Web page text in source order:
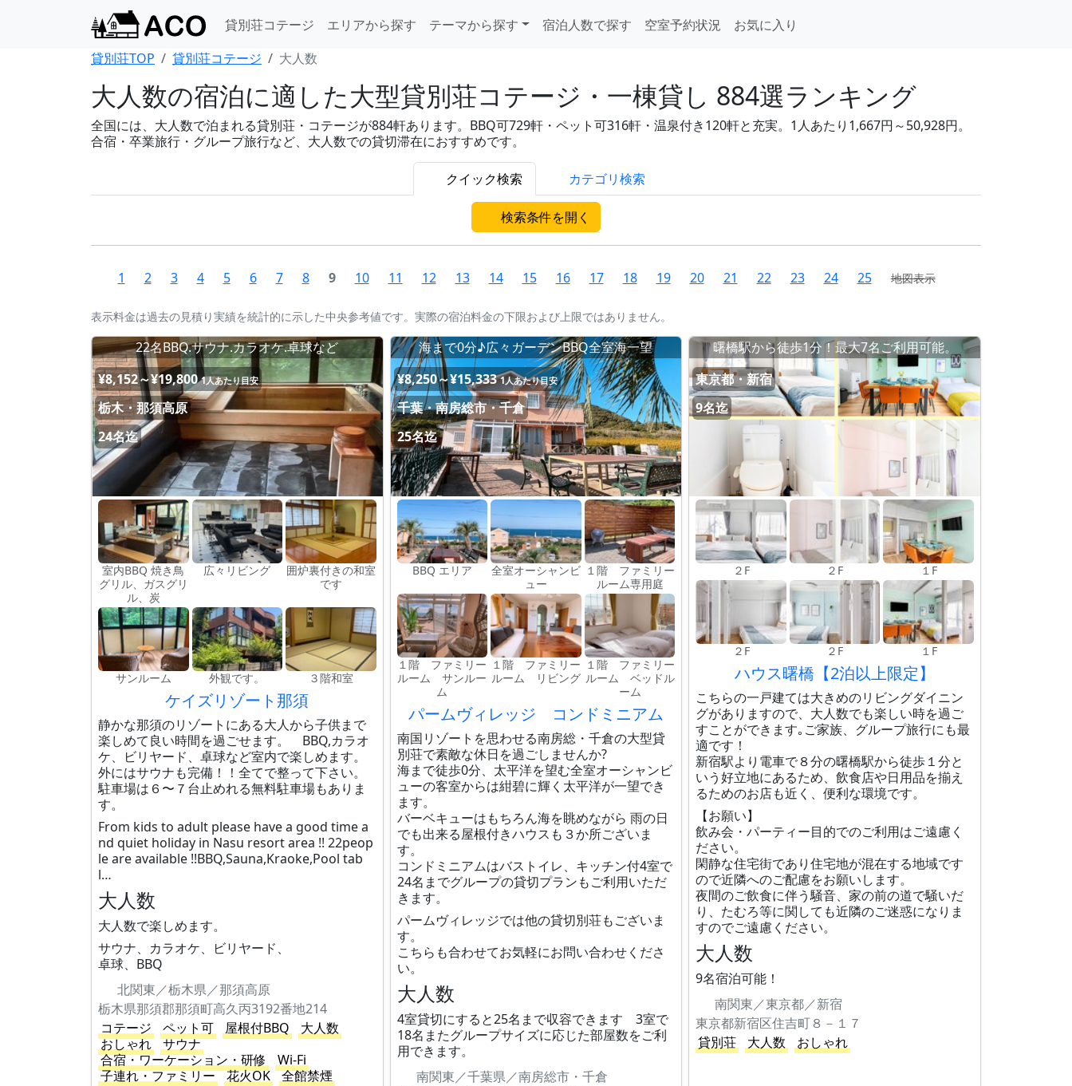
貸別荘コテージ エリアから探す テーマから探す 宿泊人数で探す 空室予約状況
お気に入り
貸別荘TOP
貸別荘コテージ 大人数
大人数の宿泊に適した大型貸別荘コテージ・一棟貸し 884選ランキング
全国には、大人数で泊まれる貸別荘・コテージが884軒あります。BBQ可729軒・ペット可316軒・温泉付き120軒と充実。1人あたり1,667円～50,928円。
合宿・卒業旅行・グループ旅行など、大人数での貸切滞在におすすめです。
クイック検索 カテゴリ検索
検索条件を開く
1 2 3 4 5 6 7 8 9 10 11 12 13 14 15 16 17 18 19 20 21 22 23 24 25 地図表示
表示料金は過去の見積り実績を統計的に示した中央参考値です。実際の宿泊料金の下限および上限ではありません。
22名BBQ.サウナ.カラオケ.卓球など
¥8,152～¥19,800 1人あたり目安
栃木・那須高原
24名迄
室内BBQ 焼き鳥
グリル、ガスグリ
ル、炭
広々リビング
囲炉裏付きの和室
です
サンルーム 外観です。 ３階和室
ケイズリゾート那須
静かな那須のリゾートにある大人から子供まで
楽しめて良い時間を過ごせます。 BBQ,カラオ
ケ、ビリヤード、卓球など室内で楽しめます。
外にはサウナも完備！！全てで整って下さい。
駐車場は６〜７台止めれる無料駐車場もありま
す。
From kids to adult please have a good time a
nd quiet holiday in Nasu resort area !! 22peop
le are available !!BBQ,Sauna,Kraoke,Pool tab
l…
大人数
大人数で楽しめます。
サウナ、カラオケ、ビリヤード、
卓球、BBQ
北関東／栃木県／那須高原
栃木県那須郡那須町高久丙3192番地214
コテージ
ペット可 屋根付BBQ
大人数
おしゃれ
サウナ
合宿・ワーケーション・研修
Wi-Fi
子連れ・ファミリー
花火OK 全館禁煙
海まで0分♪広々ガーデンBBQ全室海一望
¥8,250～¥15,333 1人あたり目安
千葉・南房総市・千倉
25名迄
BBQ エリア
全室オーシャンビ
ュー
１階 ファミリー
ルーム専用庭
１階 ファミリー
ルーム サンルー
ム
１階 ファミリー
ルーム リビング
１階 ファミリー
ルーム ベッドル
ーム
パームヴィレッジ コンドミニアム
南国リゾートを思わせる南房総・千倉の大型貸
別荘で素敵な休日を過ごしませんか?
海まで徒歩0分、太平洋を望む全室オーシャンビ
ューの客室からは紺碧に輝く太平洋が一望でき
ます。
バーベキューはもちろん海を眺めながら 雨の日
でも出来る屋根付きハウスも３か所ございま
す。
コンドミニアムはバストイレ、キッチン付4室で
24名までグループの貸切プランもご利用いただ
きます。
パームヴィレッジでは他の貸切別荘もございま
す。
こちらも合わせてお気軽にお問い合わせくださ
い。
大人数
4室貸切にすると25名まで収容できます 3室で
18名またグループサイズに応じた部屋数をご利
用できます。
南関東／千葉県／南房総市・千倉
曙橋駅から徒歩1分！最大7名ご利用可能。
東京都・新宿
9名迄
２F ２F １F
２F ２F １F
ハウス曙橋【2泊以上限定】
こちらの一戸建ては大きめのリビングダイニン
グがありますので、大人数でも楽しい時を過ご
すことができます｡ご家族、グループ旅行にも最
適です！
新宿駅より電車で８分の曙橋駅から徒歩１分と
いう好立地にあるため、飲食店や日用品を揃え
るためのお店も近く、便利な環境です。
【お願い】
飲み会・パーティー目的でのご利用はご遠慮く
ださい。
閑静な住宅街であり住宅地が混在する地域です
ので近隣へのご配慮をお願いします。
夜間のご飲食に伴う騒音、家の前の道で騒いだ
り、たむろ等に関しても近隣のご迷惑になりま
すのでご遠慮ください。
大人数
9名宿泊可能！
南関東／東京都／新宿
東京都新宿区住吉町８－１７
貸別荘
大人数 おしゃれ